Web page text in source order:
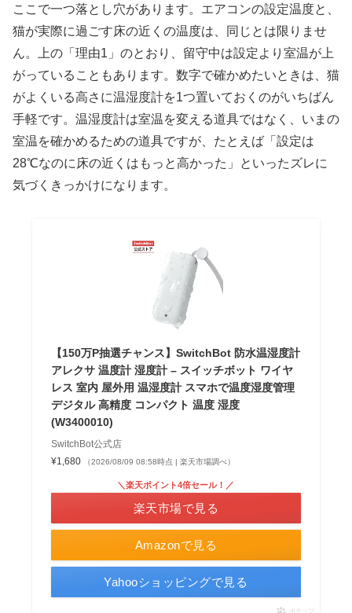
ここで一つ落とし穴があります。エアコンの設定温度と、
猫が実際に過ごす床の近くの温度は、同じとは限りませ
ん。上の「理由1」のとおり、留守中は設定より室温が上
がっていることもあります。数字で確かめたいときは、猫
がよくいる高さに温湿度計を1つ置いておくのがいちばん
手軽です。温湿度計は室温を変える道具ではなく、いまの
室温を確かめるための道具ですが、たとえば「設定は
28℃なのに床の近くはもっと高かった」といったズレに
気づくきっかけになります。
【150万P抽選チャンス】SwitchBot 防水温湿度計
アレクサ 温度計 湿度計 – スイッチボット ワイヤ
レス 室内 屋外用 温湿度計 スマホで温度湿度管理
デジタル 高精度 コンパクト 温度 湿度
(W3400010)
SwitchBot公式店
¥1,680
（2026/08/09 08:58時点 | 楽天市場調べ）
Amazonで見る
＼楽天ポイント4倍セール！／
楽天市場で見る
Yahooショッピングで見る
ポチップ